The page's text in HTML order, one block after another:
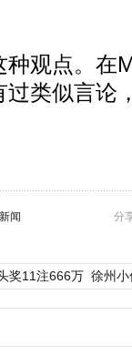
观点。在
类似言论
分
闻
奖11注666万 徐州